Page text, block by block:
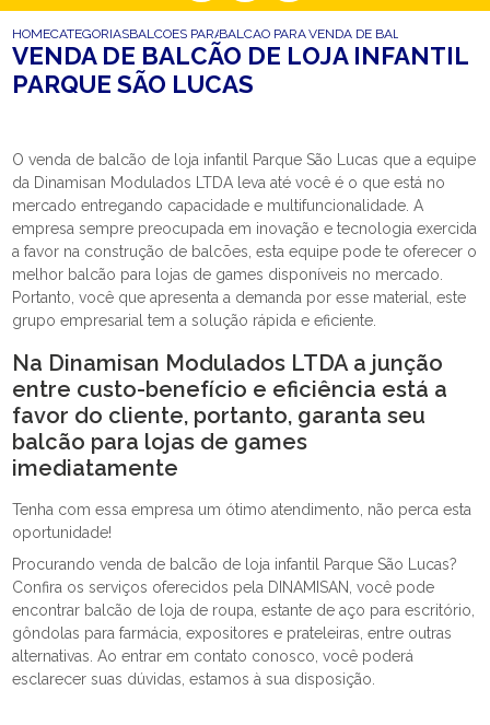
HOMECATEGORIASBALCOES PARA LOJABALCAO PARA LOJA DE GAMES
VENDA DE BALCAO DE LOJA
VENDA DE BALCÃO DE LOJA INFANTIL
PARQUE SÃO LUCAS
O venda de balcão de loja infantil Parque São Lucas que a equipe
da Dinamisan Modulados LTDA leva até você é o que está no
mercado entregando capacidade e multifuncionalidade. A
empresa sempre preocupada em inovação e tecnologia exercida
a favor na construção de balcões, esta equipe pode te oferecer o
melhor balcão para lojas de games disponíveis no mercado.
Portanto, você que apresenta a demanda por esse material, este
grupo empresarial tem a solução rápida e eficiente.
Na Dinamisan Modulados LTDA a junção
entre custo-benefício e eficiência está a
favor do cliente, portanto, garanta seu
balcão para lojas de games
imediatamente
Tenha com essa empresa um ótimo atendimento, não perca esta
oportunidade!
Procurando venda de balcão de loja infantil Parque São Lucas?
Confira os serviços oferecidos pela DINAMISAN, você pode
encontrar balcão de loja de roupa, estante de aço para escritório,
gôndolas para farmácia, expositores e prateleiras, entre outras
alternativas. Ao entrar em contato conosco, você poderá
esclarecer suas dúvidas, estamos à sua disposição.